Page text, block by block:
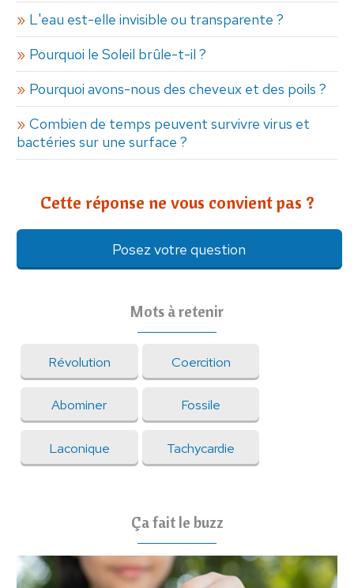
L'eau est-elle invisible ou transparente ?
Pourquoi le Soleil brûle-t-il ?
Pourquoi avons-nous des cheveux et des poils ?
Combien de temps peuvent survivre virus et
bactéries sur une surface ?
Cette réponse ne vous convient pas ?
Posez votre question
Mots à retenir
Révolution Coercition
Abominer Fossile
Laconique Tachycardie
Ça fait le buzz